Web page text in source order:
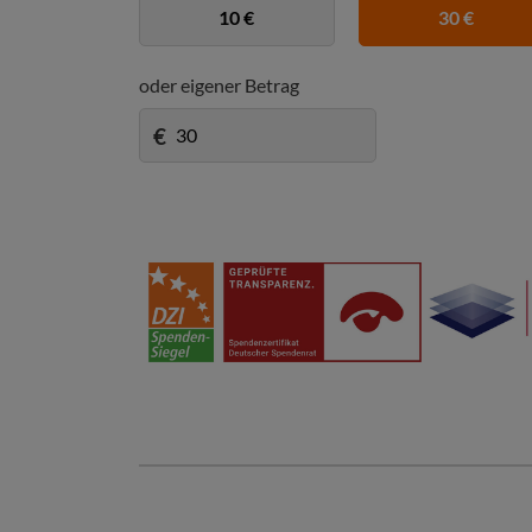
10 € 30 €
oder eigener Betrag
€